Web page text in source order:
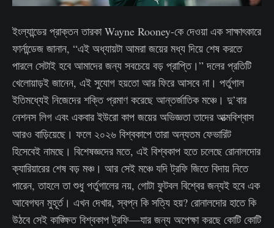
ইংল্যান্ডের প্রাক্তন তারকা Wayne Rooney-কে দেওয়া এক সাক্ষাৎকারে
ফার্নান্ডেজ জানান, “এই অধ্যায়টা আমরা জয়ের মধ্য দিয়ে শেষ করতে
পারলে সেটাই হবে আমাদের জন্য সবচেয়ে বড় প্রাপ্তি।” দলের প্রতিটি
খেলোয়াড়ই জানেন, এই সুযোগ হয়তো আর ফিরে আসবে না। পর্তুগাল
ইতিমধ্যেই নিজেদের শক্তি প্রমাণ করেছে আন্তর্জাতিক মঞ্চে। দু’বার
নেশনস লিগ এবং একবার ইউরো কাপ জয়ের অভিজ্ঞতা তাদের আত্মবিশ্বাস
আরও বাড়িয়েছে। ফলে ২০২৬ বিশ্বকাপে তারা অন্যতম ফেভারিট
হিসেবেই নামছে। বিশেষজ্ঞদের মতে, এই বিশ্বকাপ হতে চলেছে রোনালদোর
ক্যারিয়ারের শেষ বড় মঞ্চ। আর সেই মঞ্চে যদি ট্রফি জিতে বিদায় নিতে
পারেন, তাহলে তা শুধু পর্তুগালের নয়, গোটা ফুটবল বিশ্বের জন্যই হবে এক
আবেগঘন মুহূর্ত। এখন দেখার, স্বপ্ন কি সত্যি হয়? রোনালদোর হাতে কি
উঠবে সেই কাঙ্ক্ষিত বিশ্বকাপ ট্রফি—যার জন্য অপেক্ষা করছে কোটি কোটি